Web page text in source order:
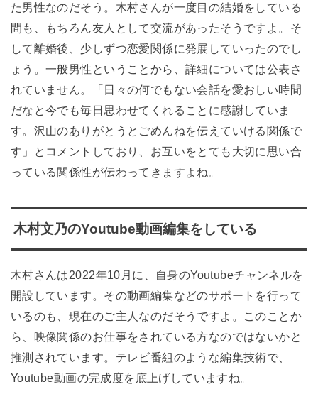
た男性なのだそう。木村さんが一度目の結婚をしている
間も、もちろん友人として交流があったそうですよ。そ
して離婚後、少しずつ恋愛関係に発展していったのでし
ょう。一般男性ということから、詳細については公表さ
れていません。「日々の何でもない会話を愛おしい時間
だなと今でも毎日思わせてくれることに感謝していま
す。沢山のありがとうとごめんねを伝えていける関係で
す」とコメントしており、お互いをとても大切に思い合
っている関係性が伝わってきますよね。
木村文乃のYoutube動画編集をしている
木村さんは2022年10月に、自身のYoutubeチャンネルを
開設しています。その動画編集などのサポートを行って
いるのも、現在のご主人なのだそうですよ。このことか
ら、映像関係のお仕事をされている方なのではないかと
推測されています。テレビ番組のような編集技術で、
Youtube動画の完成度を底上げしていますね。